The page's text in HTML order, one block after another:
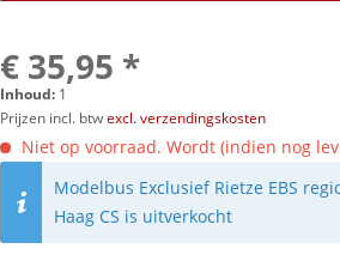
€ 35,95 *
Inhoud: 1
Prijzen incl. btwexcl. verzendingskosten
Niet op voorraad. Wordt (indien nog
Modelbus Exclusief Rietze EBS
Haag CS is uitverkocht